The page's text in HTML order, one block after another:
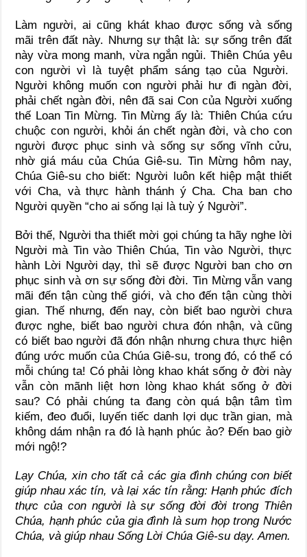
Làm người, ai cũng khát khao được sống và sống
mãi trên đất này. Nhưng sự thật là: sự sống trên đất
này vừa mong manh, vừa ngắn ngủi. Thiên Chúa yêu
con người vì là tuyệt phẩm sáng tạo của Người.
Người không muốn con người phải hư đi ngàn đời,
phải chết ngàn đời, nên đã sai Con của Người xuống
thế Loan Tin Mừng. Tin Mừng ấy là: Thiên Chúa cứu
chuộc con người, khỏi án chết ngàn đời, và cho con
người được phục sinh và sống sự sống vĩnh cửu,
nhờ giá máu của Chúa Giê-su. Tin Mừng hôm nay,
Chúa Giê-su cho biết: Người luôn kết hiệp mật thiết
với Cha, và thực hành thánh ý Cha. Cha ban cho
Người quyền “cho ai sống lại là tuỳ ý Người”.
Bởi thế, Người tha thiết mời gọi chúng ta hãy nghe lời
Người mà Tin vào Thiên Chúa, Tin vào Người, thực
hành Lời Người dạy, thì sẽ được Người ban cho ơn
phục sinh và ơn sự sống đời đời. Tin Mừng vẫn vang
mãi đến tận cùng thế giới, và cho đến tận cùng thời
gian. Thế nhưng, đến nay, còn biết bao người chưa
được nghe, biết bao người chưa đón nhận, và cũng
có biết bao người đã đón nhận nhưng chưa thực hiện
đúng ước muốn của Chúa Giê-su, trong đó, có thể có
mỗi chúng ta! Có phải lòng khao khát sống ở đời này
vẫn còn mãnh liệt hơn lòng khao khát sống ở đời
sau? Có phải chúng ta đang còn quá bận tâm tìm
kiếm, đeo đuổi, luyến tiếc danh lợi dục trần gian, mà
không dám nhận ra đó là hạnh phúc ảo? Đến bao giờ
mới ngộ!?
Lạy Chúa, xin cho tất cả các gia đình chúng con biết
giúp nhau xác tín, và lại xác tín rằng: Hạnh phúc đích
thực của con người là sự sống đời đời trong Thiên
Chúa, hạnh phúc của gia đình là sum họp trong Nước
Chúa, và giúp nhau Sống Lời Chúa Giê-su dạy. Amen.